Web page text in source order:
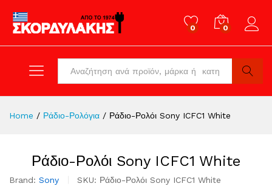
0 0
Search
Home / Ράδιο-Ρολόγια / Ράδιο-Ρολόι Sony ICFC1 White
Ράδιο-Ρολόι Sony ICFC1 White
Brand: Sony SKU: Ράδιο-Ρολόι Sony ICFC1 White